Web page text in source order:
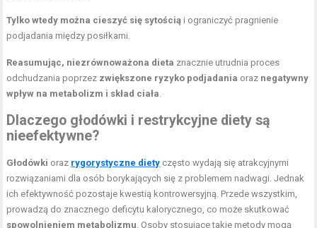
Tylko wtedy można cieszyć się sytością i ograniczyć pragnienie
podjadania między posiłkami.
Reasumując, niezrównoważona dieta znacznie utrudnia proces
odchudzania poprzez zwiększone ryzyko podjadania oraz negatywny
wpływ na metabolizm i skład ciała.
Dlaczego głodówki i restrykcyjne diety są
nieefektywne?
Głodówki oraz rygorystyczne diety często wydają się atrakcyjnymi
rozwiązaniami dla osób borykających się z problemem nadwagi. Jednak
ich efektywność pozostaje kwestią kontrowersyjną. Przede wszystkim,
prowadzą do znacznego deficytu kalorycznego, co może skutkować
spowolnieniem metabolizmu. Osoby stosujące takie metody mogą